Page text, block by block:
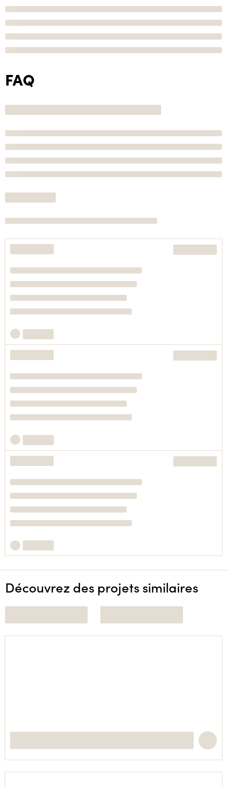
FAQ
Découvrez des projets similaires